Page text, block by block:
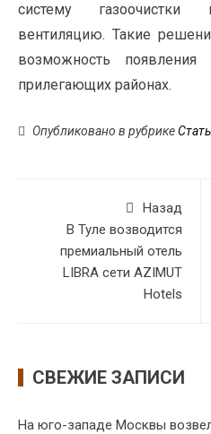
систему газоочистки
вентиляцию. Такие
возможность
прилегающих районах.
Опубликовано в рубрике
Назад
В Туле возводится
премиальный отель
LIBRA сети AZIMUT
Hotels
СВЕЖИЕ ЗАПИСИ
На юго-западе Москвы